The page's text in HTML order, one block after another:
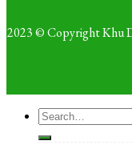
2023 © Copyright Khu